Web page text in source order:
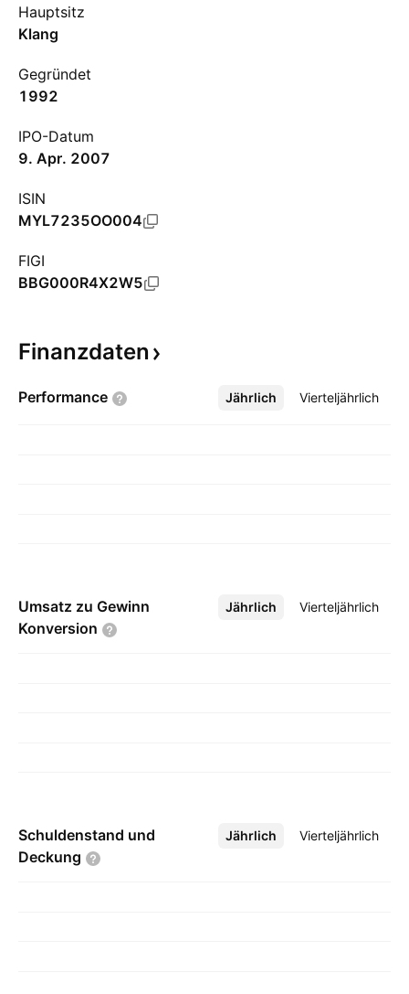
Hauptsitz
Klang
Gegründet
1992
IPO-Datum
9. Apr. 2007
ISIN
MYL7235OO004
FIGI
BBG000R4X2W5
Finanzdaten
Performance Jährlich Vierteljährlich
Mehr
Umsatz zu Gewinn
Konversion
Jährlich Vierteljährlich
Mehr
Schuldenstand und
Deckung
Jährlich Vierteljährlich
Mehr